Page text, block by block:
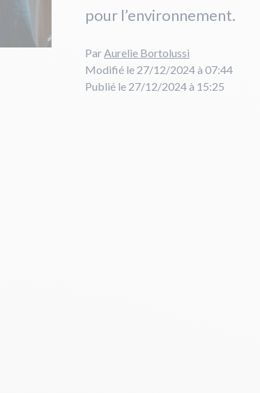
pour l’environnement.
ParAurelie Bortolussi
Modifié le 27/12/2024 à 07:44
Publié le 27/12/2024 à 15:25